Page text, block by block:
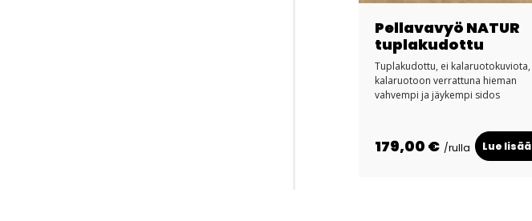
Pellavavyö NATUR
tuplakudottu
Tuplakudottu, ei kalaruotokuviota,
kalaruotoon verrattuna hieman
vahvempi ja jäykempi sidos
179,00 € /rulla Lue lisää